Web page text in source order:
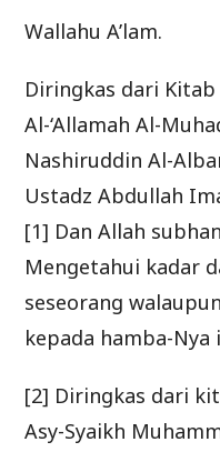
Wallahu A’lam.
Diringkas dari Kitab
Al-‘Allamah Al-
Nashiruddin Al-
Ustadz Abdullah
[1] Dan Allah
Mengetahui kadar
seseorang
kepada hamba-Nya
[2] Diringkas dari
Asy-Syaikh